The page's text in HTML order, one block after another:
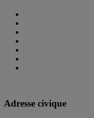
Adresse civique